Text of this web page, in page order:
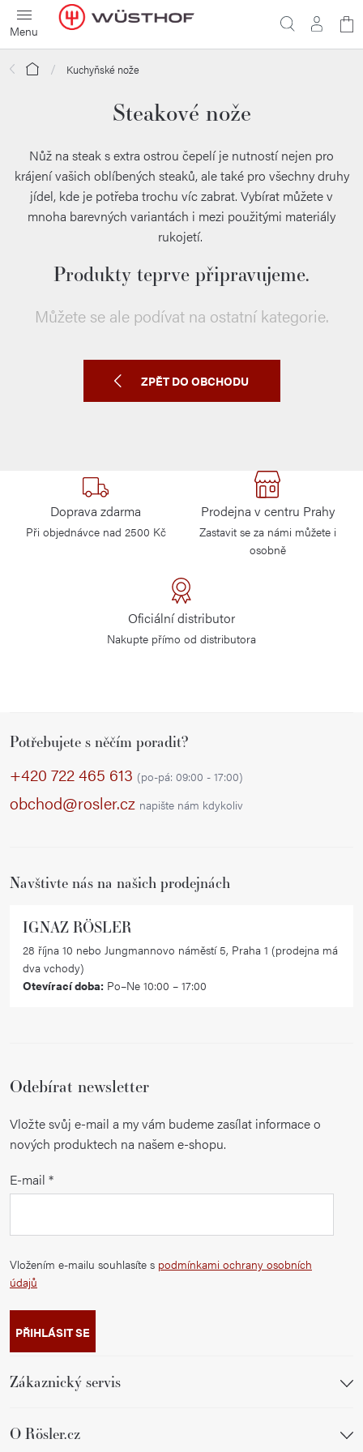
Přejít
na
obsah
Domů Kuchyňské nože
Steakové nože
Nůž na steak s extra ostrou čepelí je nutností nejen pro
krájení vašich oblíbených steaků, ale také pro všechny druhy
jídel, kde je potřeba trochu víc zabrat. Vybírat můžete v
mnoha barevných variantách i mezi použitými materiály
rukojetí.
Produkty teprve připravujeme.
Můžete se ale podívat na ostatní kategorie.
ZPĚT DO OBCHODU
Doprava zdarma
Při objednávce nad 2500 Kč
Prodejna v centru Prahy
Zastavit se za námi můžete i
osobně
Oficiální distributor
Nakupte přímo od distributora
Potřebujete s něčím poradit?
+420 722 465 613 (po-pá: 09:00 - 17:00)
obchod@rosler.cz napište nám kdykoliv
Navštivte nás na našich prodejnách
IGNAZ RÖSLER
28 října 10 nebo Jungmannovo náměstí 5, Praha 1 (prodejna má
dva vchody)
Otevírací doba: Po–Ne 10:00 – 17:00
Odebírat newsletter
Vložte svůj e-mail a my vám budeme zasílat informace o
nových produktech na našem e-shopu.
E-mail
Vložením e-mailu souhlasíte s podmínkami ochrany osobních
údajů
PŘIHLÁSIT SE
Zákaznický servis
O Rösler.cz